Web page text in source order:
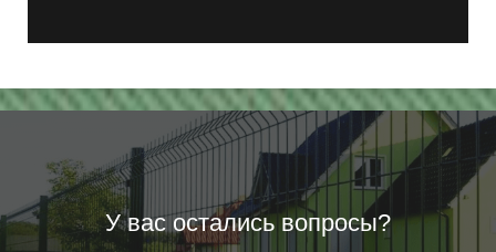
У вас остались вопросы?